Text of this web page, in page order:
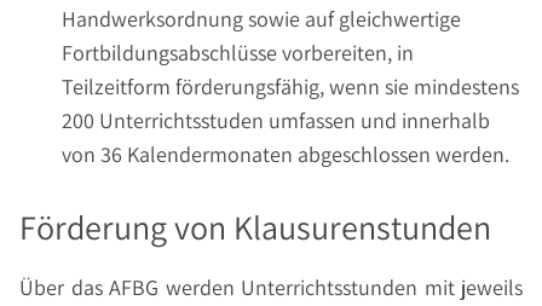
Handwerksordnung sowie auf gleichwertige
Fortbildungsabschlüsse vorbereiten, in
Teilzeitform förderungsfähig, wenn sie mindestens
200 Unterrichtsstuden umfassen und innerhalb
von 36 Kalendermonaten abgeschlossen werden.
Förderung von Klausurenstunden
Über das AFBG werden Unterrichtsstunden mit jeweils